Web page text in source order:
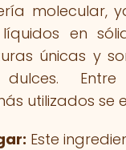
molecular,
en
únicas y
utilizados se
Este